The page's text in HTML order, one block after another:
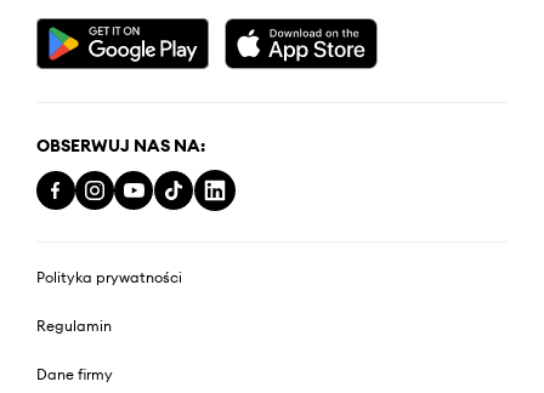
OBSERWUJ NAS NA:
Polityka prywatności
Regulamin
Dane firmy